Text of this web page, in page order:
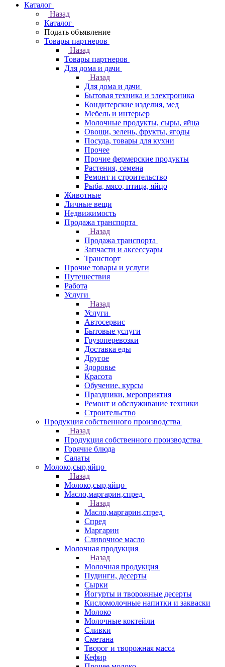
Каталог
Назад
Каталог
Подать объявление
Товары партнеров
Назад
Товары партнеров
Для дома и дачи
Назад
Для дома и дачи
Бытовая техника и электроника
Кондитерские изделия, мед
Мебель и интерьер
Молочные продукты, сыры, яйца
Овощи, зелень, фрукты, ягоды
Посуда, товары для кухни
Прочее
Прочие фермерские продукты
Растения, семена
Ремонт и строительство
Рыба, мясо, птица, яйцо
Животные
Личные вещи
Недвижимость
Продажа транспорта
Назад
Продажа транспорта
Запчасти и аксессуары
Транспорт
Прочие товары и услуги
Путешествия
Работа
Услуги
Назад
Услуги
Автосервис
Бытовые услуги
Грузоперевозки
Доставка еды
Другое
Здоровье
Красота
Обучение, курсы
Праздники, мероприятия
Ремонт и обслуживание техники
Строительство
Продукция собственного производства
Назад
Продукция собственного производства
Горячие блюда
Салаты
Молоко,сыр,яйцо
Назад
Молоко,сыр,яйцо
Масло,маргарин,спред
Назад
Масло,маргарин,спред
Спред
Маргарин
Сливочное масло
Молочная продукция
Назад
Молочная продукция
Пудинги, десерты
Сырки
Йогурты и творожные десерты
Кисломолочные напитки и закваски
Молоко
Молочные коктейли
Сливки
Сметана
Творог и творожная масса
Кефир